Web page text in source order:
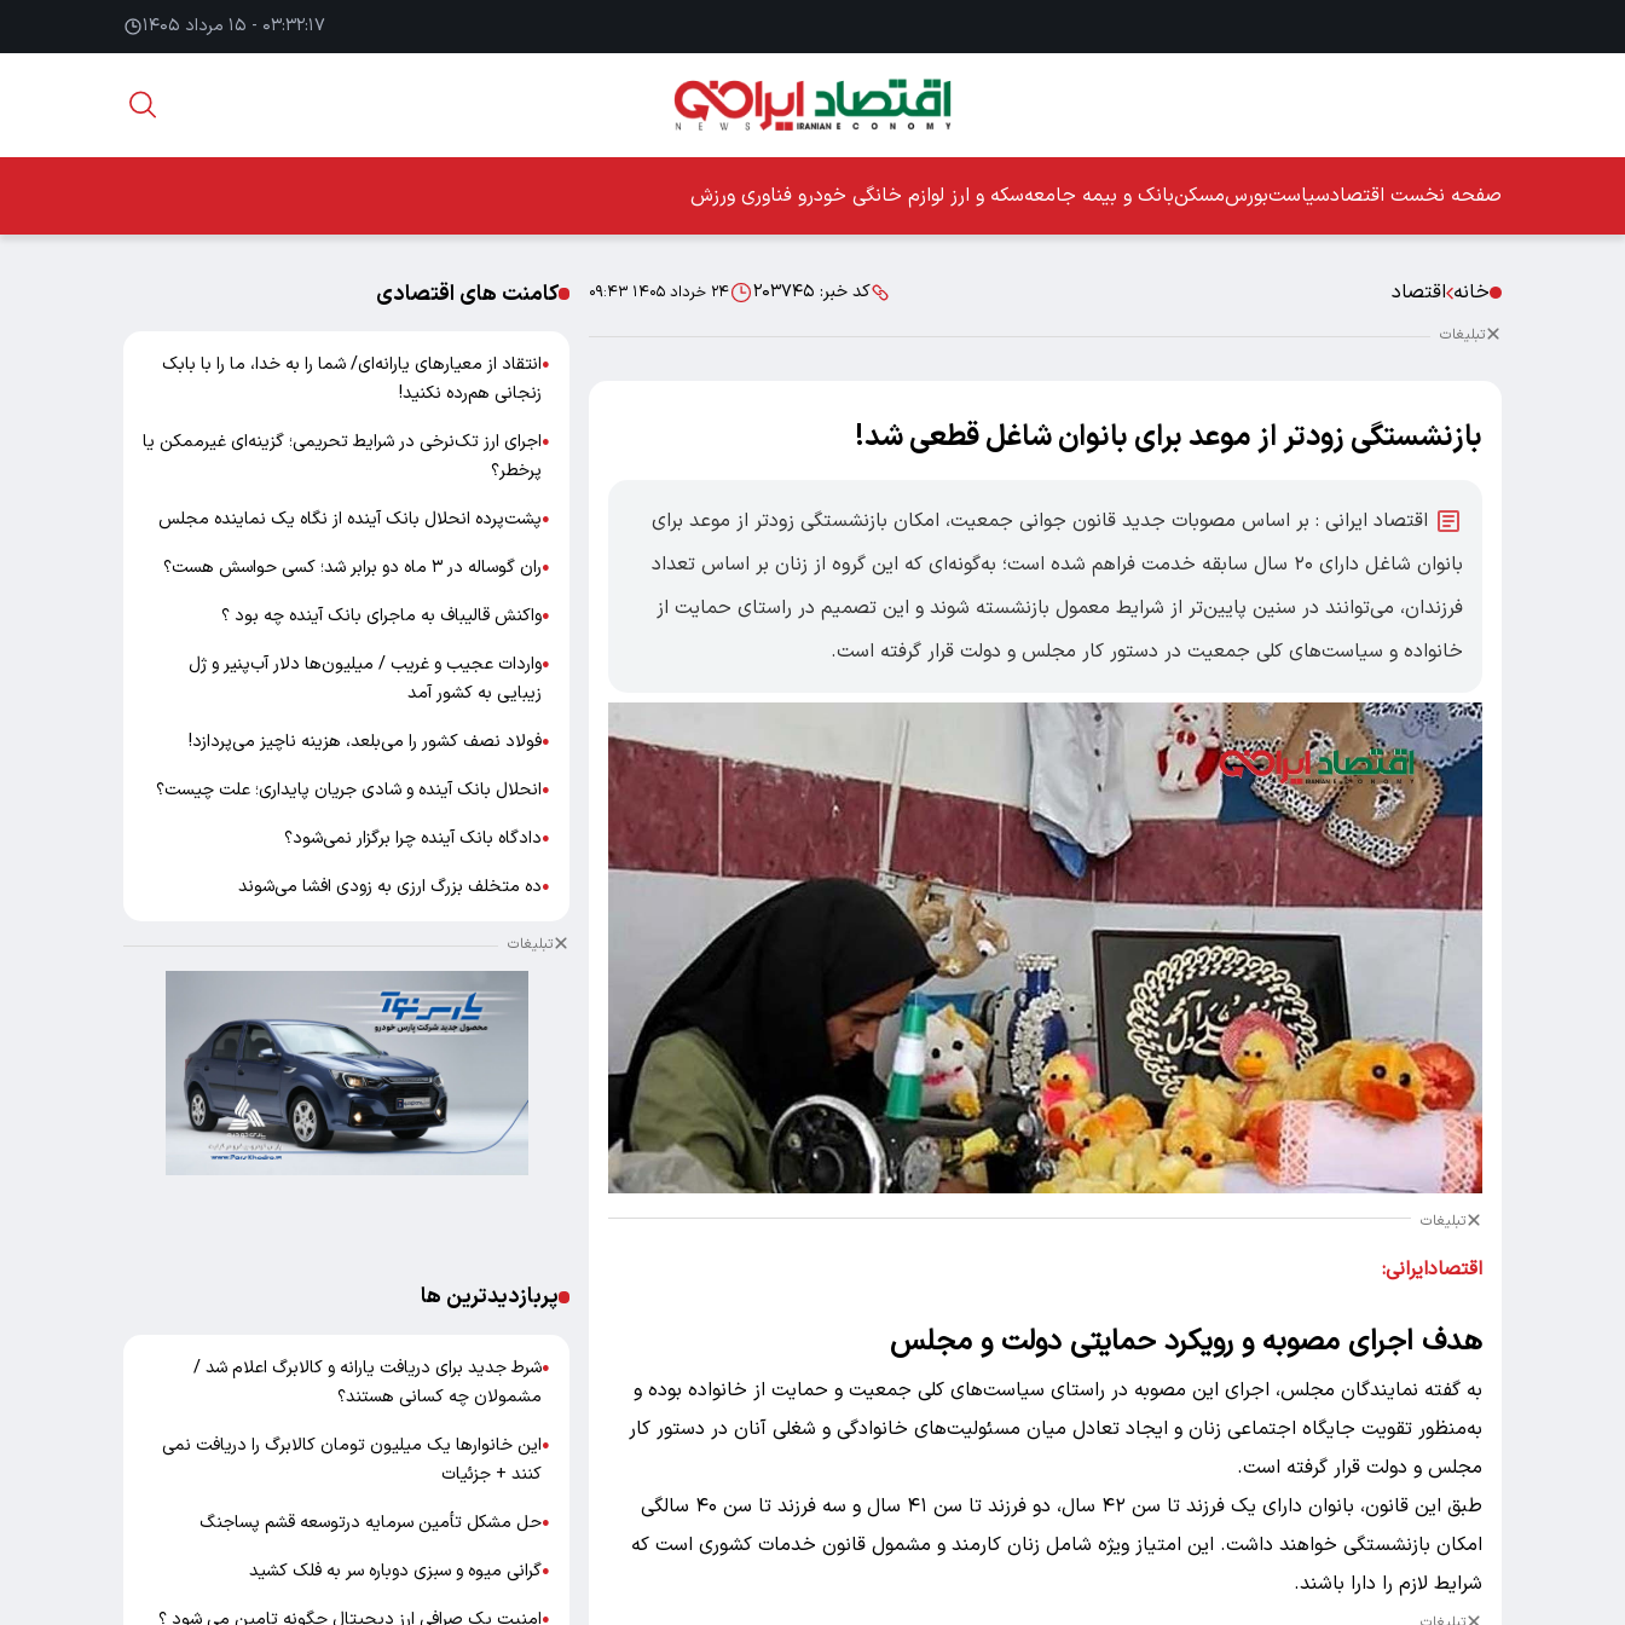
۰۳:۳۲:۱۷ - ۱۵ مرداد ۱۴۰۵
صفحه نخست اقتصادسیاستبورسمسکنبانک و بیمه جامعهسکه و ارز لوازم خانگی خودرو فناوری ورزش
خانه اقتصاد کد خبر: ۲۰۳۷۴۵ ۲۴ خرداد ۱۴۰۵ ۰۹:۴۳
تبلیغات
بازنشستگی زودتر از موعد برای بانوان شاغل قطعی شد!
اقتصاد ایرانی : بر اساس مصوبات جدید قانون جوانی جمعیت، امکان بازنشستگی زودتر از موعد برای
بانوان شاغل دارای ۲۰ سال سابقه خدمت فراهم شده است؛ به‌گونه‌ای که این گروه از زنان بر اساس تعداد
فرزندان، می‌توانند در سنین پایین‌تر از شرایط معمول بازنشسته شوند و این تصمیم در راستای حمایت از
خانواده و سیاست‌های کلی جمعیت در دستور کار مجلس و دولت قرار گرفته است.
تبلیغات
اقتصادایرانی:
هدف اجرای مصوبه و رویکرد حمایتی دولت و مجلس
به گفته نمایندگان مجلس، اجرای این مصوبه در راستای سیاست‌های کلی جمعیت و حمایت از خانواده بوده و
به‌منظور تقویت جایگاه اجتماعی زنان و ایجاد تعادل میان مسئولیت‌های خانوادگی و شغلی آنان در دستور کار
مجلس و دولت قرار گرفته است.
طبق این قانون، بانوان دارای یک فرزند تا سن ۴۲ سال، دو فرزند تا سن ۴۱ سال و سه فرزند تا سن ۴۰ سالگی
امکان بازنشستگی خواهند داشت. این امتیاز ویژه شامل زنان کارمند و مشمول قانون خدمات کشوری است که
شرایط لازم را دارا باشند.
کامنت های اقتصادی
●انتقاد از معیارهای یارانه‌ای/ شما را به خدا، ما را با بابک
زنجانی هم‌رده نکنید!
●اجرای ارز تک‌نرخی در شرایط تحریمی؛ گزینه‌ای غیرممکن یا
پرخطر؟
●پشت‌پرده انحلال بانک آینده از نگاه یک نماینده مجلس
●ران گوساله در ۳ ماه دو برابر شد؛ کسی حواسش هست؟
●واکنش قالیباف به ماجرای بانک آینده چه بود ؟
●واردات عجیب و غریب / میلیون‌ها دلار آب‌پنیر و ژل
زیبایی به کشور آمد
●فولاد نصف کشور را می‌بلعد، هزینه ناچیز می‌پردازد!
●انحلال بانک آینده و شادی جریان پایداری؛ علت چیست؟
●دادگاه بانک آینده چرا برگزار نمی‌شود؟
●ده متخلف بزرگ ارزی به زودی افشا می‌شوند
تبلیغات
پربازدیدترین ها
●شرط جدید برای دریافت یارانه و کالابرگ اعلام شد /
مشمولان چه کسانی هستند؟
●این خانوارها یک میلیون تومان کالابرگ را دریافت نمی‌
کنند + جزئیات
●حل مشکل تأمین سرمایه درتوسعه قشم پساجنگ
●گرانی میوه و سبزی دوباره سر به فلک کشید
●امنیت یک صرافی ارز دیجیتال چگونه تامین می شود ؟